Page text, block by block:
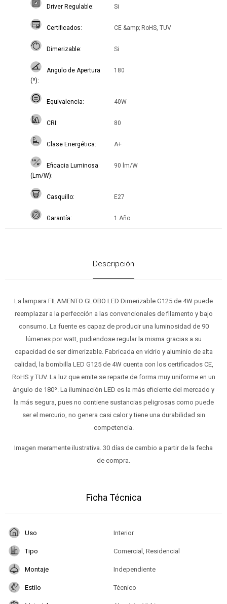
Driver Regulable Si
Certificados CE &amp; RoHS, TUV
Dimerizable Si
Angulo de Apertura
(º)
180
Equivalencia 40W
CRI 80
Clase Energética A+
Eficacia Luminosa
(Lm/W)
90 lm/W
Casquillo E27
Garantía 1 Año
Descripción
La lampara FILAMENTO GLOBO LED Dimerizable G125 de 4W puede
reemplazar a la perfección a las convencionales de filamento y bajo
consumo. La fuente es capaz de producir una luminosidad de 90
lúmenes por watt, pudiendose regular la misma gracias a su
capacidad de ser dimerizable. Fabricada en vidrio y aluminio de alta
calidad, la bombilla LED G125 de 4W cuenta con los certificados CE,
RoHS y TUV. La luz que emite se reparte de forma muy uniforme en un
ángulo de 180º. La iluminación LED es la más eficiente del mercado y
la más segura, pues no contiene sustancias peligrosas como puede
ser el mercurio, no genera casi calor y tiene una durabilidad sin
competencia.
Imagen meramente ilustrativa. 30 días de cambio a partir de la fecha
de compra.
Ficha Técnica
Uso Interior
Tipo Comercial, Residencial
Montaje Independiente
Estilo Técnico